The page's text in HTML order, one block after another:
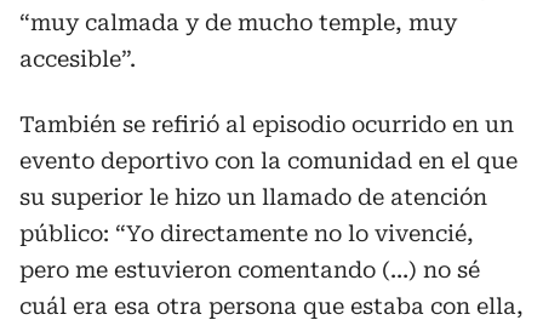
“muy calmada y de mucho temple, muy
accesible”.
También se refirió al episodio ocurrido en un
evento deportivo con la comunidad en el que
su superior le hizo un llamado de atención
público: “Yo directamente no lo vivencié,
pero me estuvieron comentando (…) no sé
cuál era esa otra persona que estaba con ella,